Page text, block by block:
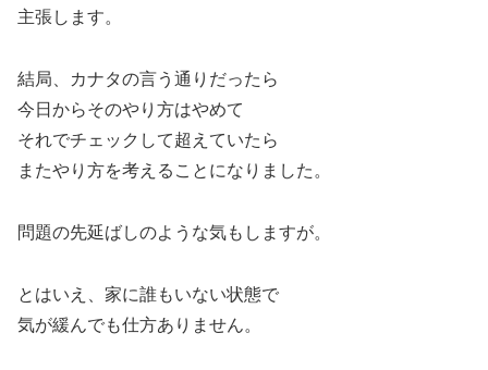
主張します。
結局、カナタの言う通りだったら
今日からそのやり方はやめて
それでチェックして超えていたら
またやり方を考えることになりました。
問題の先延ばしのような気もしますが。
とはいえ、家に誰もいない状態で
気が緩んでも仕方ありません。